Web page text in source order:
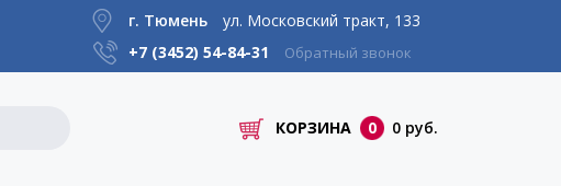
г. Тюмень
ул. Московский тракт, 133
+7 (3452) 54-84-31 Обратный звонок
КОРЗИНА 0 0 руб.